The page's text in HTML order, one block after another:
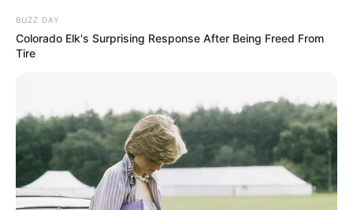
BUZZ DAY
Colorado Elk's Surprising Response After Being Freed From
Tire